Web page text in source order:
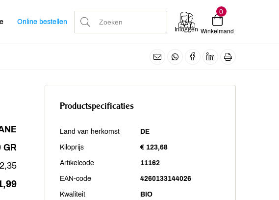
Online bestellen
Inloggen
0
Winkelmand
GR
Productspecificaties
Land van herkomst DE
Kiloprijs € 123,68
Artikelcode 11162
EAN-code 4260133144026
Kwaliteit BIO